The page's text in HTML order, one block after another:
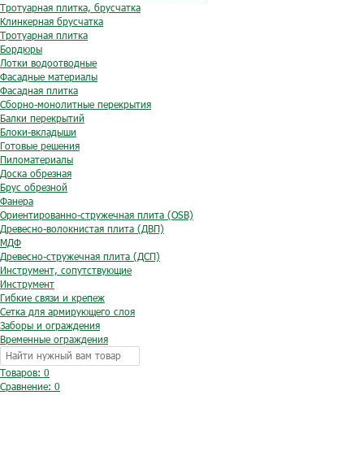
Тротуарная плитка, брусчатка
Клинкерная брусчатка
Тротуарная плитка
Бордюры
Лотки водоотводные
Фасадные материалы
Фасадная плитка
Сборно-монолитные перекрытия
Балки перекрытий
Блоки-вкладыши
Готовые решения
Пиломатериалы
Доска обрезная
Брус обрезной
Фанера
Ориентированно-стружечная плита (OSB)
Древесно-волокнистая плита (ДВП)
МДФ
Древесно-стружечная плита (ДСП)
Инструмент, сопутствующие
Инструмент
Гибкие связи и крепеж
Сетка для армирующего слоя
Заборы и ограждения
Временные ограждения
Товаров: 0
Сравнение: 0